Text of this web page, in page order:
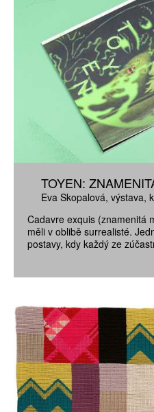
TOYEN:
Eva Skopalová výstava
Cadavre exquis (znamenitá
měli v oblibě surrealisté.
postavy, kdy každý ze